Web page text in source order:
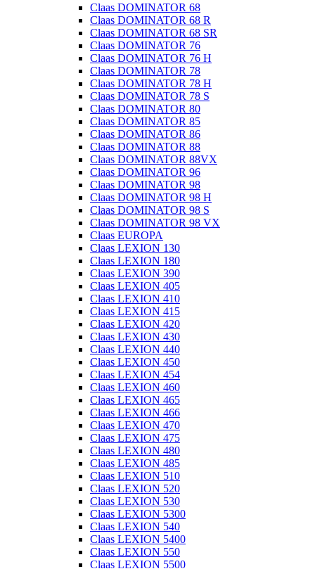
Claas DOMINATOR 68
Claas DOMINATOR 68 R
Claas DOMINATOR 68 SR
Claas DOMINATOR 76
Claas DOMINATOR 76 H
Claas DOMINATOR 78
Claas DOMINATOR 78 H
Claas DOMINATOR 78 S
Claas DOMINATOR 80
Claas DOMINATOR 85
Claas DOMINATOR 86
Claas DOMINATOR 88
Claas DOMINATOR 88VX
Claas DOMINATOR 96
Claas DOMINATOR 98
Claas DOMINATOR 98 H
Claas DOMINATOR 98 S
Claas DOMINATOR 98 VX
Claas EUROPA
Claas LEXION 130
Claas LEXION 180
Claas LEXION 390
Claas LEXION 405
Claas LEXION 410
Claas LEXION 415
Claas LEXION 420
Claas LEXION 430
Claas LEXION 440
Claas LEXION 450
Claas LEXION 454
Claas LEXION 460
Claas LEXION 465
Claas LEXION 466
Claas LEXION 470
Claas LEXION 475
Claas LEXION 480
Claas LEXION 485
Claas LEXION 510
Claas LEXION 520
Claas LEXION 530
Claas LEXION 5300
Claas LEXION 540
Claas LEXION 5400
Claas LEXION 550
Claas LEXION 5500